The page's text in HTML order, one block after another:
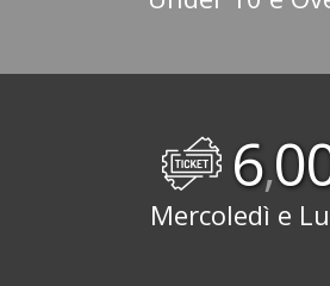
6,
Mercoledì e